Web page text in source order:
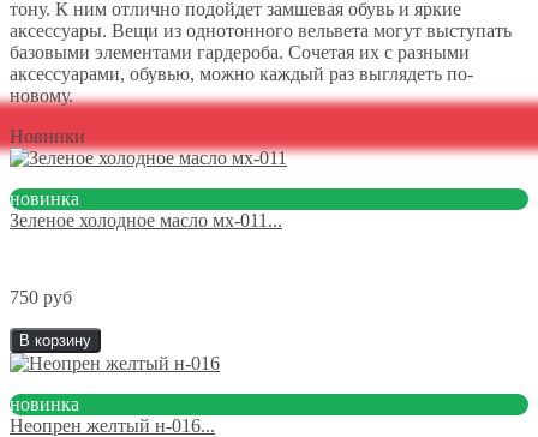
тону. К ним отлично подойдет замшевая обувь и яркие
аксессуары. Вещи из однотонного вельвета могут выступать
базовыми элементами гардероба. Сочетая их с разными
аксессуарами, обувью, можно каждый раз выглядеть по-
новому.
Новинки
новинка
Зеленое холодное масло мх-011...
750 руб
В корзину
новинка
Неопрен желтый н-016...